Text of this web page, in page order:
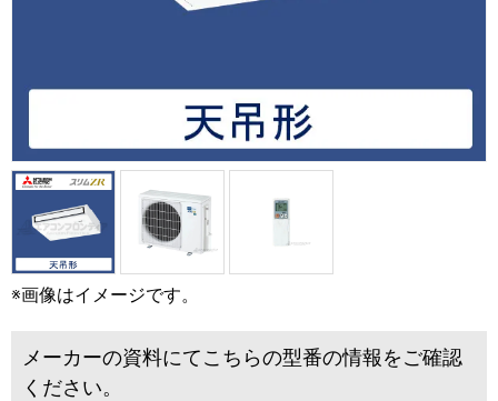
※画像はイメージです。
メーカーの資料にてこちらの型番の情報をご確認
ください。